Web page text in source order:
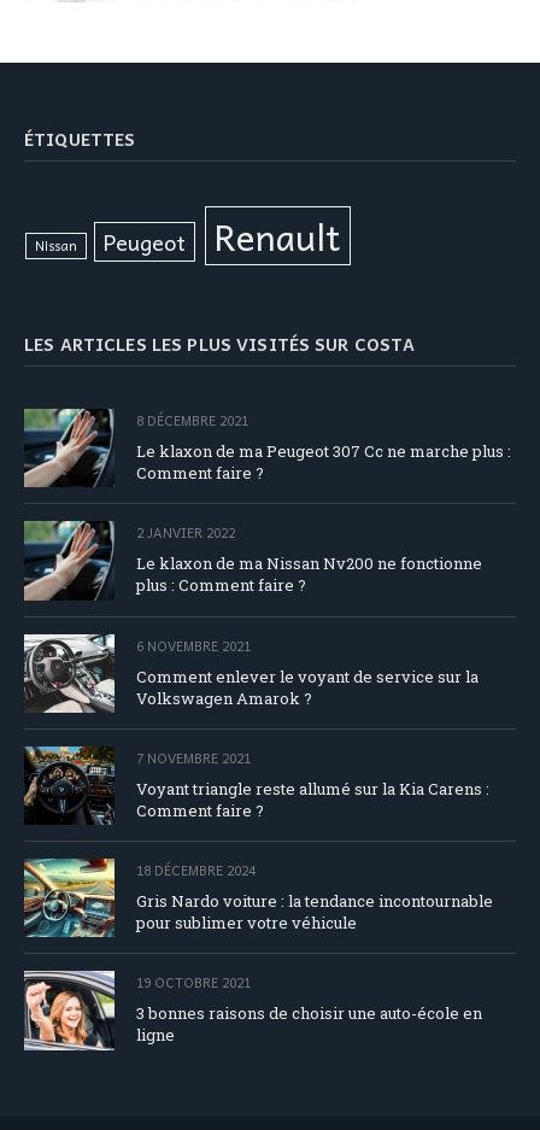
ÉTIQUETTES
Nissan Peugeot Renault
LES ARTICLES LES PLUS VISITÉS SUR COSTA
8 DÉCEMBRE 2021
Le klaxon de ma Peugeot 307 Cc ne marche plus :
Comment faire ?
2 JANVIER 2022
Le klaxon de ma Nissan Nv200 ne fonctionne
plus : Comment faire ?
6 NOVEMBRE 2021
Comment enlever le voyant de service sur la
Volkswagen Amarok ?
7 NOVEMBRE 2021
Voyant triangle reste allumé sur la Kia Carens :
Comment faire ?
18 DÉCEMBRE 2024
Gris Nardo voiture : la tendance incontournable
pour sublimer votre véhicule
19 OCTOBRE 2021
3 bonnes raisons de choisir une auto-école en
ligne